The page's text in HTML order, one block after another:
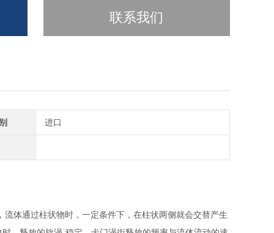
联系我们
进口
体通过柱状物时，一定条件下，在柱状两侧就会交替产生